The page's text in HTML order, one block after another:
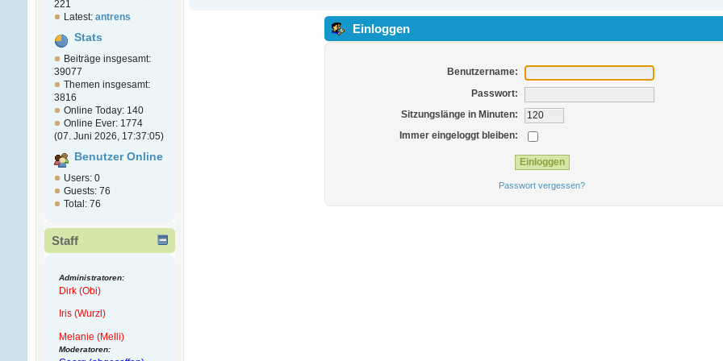
221
Latest: antrens
Stats
Beiträge insgesamt:
39077
Themen insgesamt:
3816
Online Today: 140
Online Ever: 1774
(07. Juni 2026, 17:37:05)
Benutzer Online
Users: 0
Guests: 76
Total: 76
Staff
Administratoren:
Dirk (Obi)
Iris (Wurzl)
Melanie (Melli)
Moderatoren:
Einloggen
Benutzername:
Passwort:
Sitzungslänge in Minuten:
Immer eingeloggt bleiben:
Passwort vergessen?